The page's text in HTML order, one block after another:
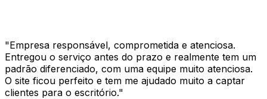
"Empresa responsável, comprometida e atenciosa.
Entregou o serviço antes do prazo e realmente tem um
padrão diferenciado, com uma equipe muito atenciosa.
O site ficou perfeito e tem me ajudado muito a captar
clientes para o escritório."